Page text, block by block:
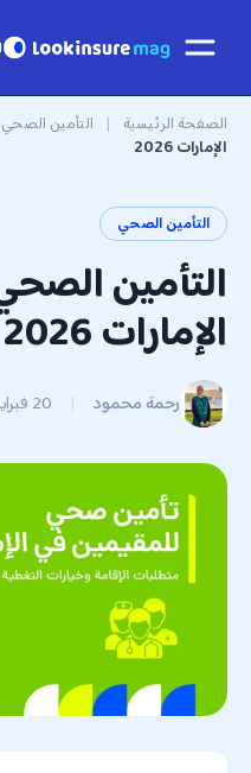
الصفحة الرئيسية | التأمين الصحي
الإمارات 2026
التأمين الصحي
التأمين
الإمارات 2026
رحمة محمود | 20 فبراير 2026